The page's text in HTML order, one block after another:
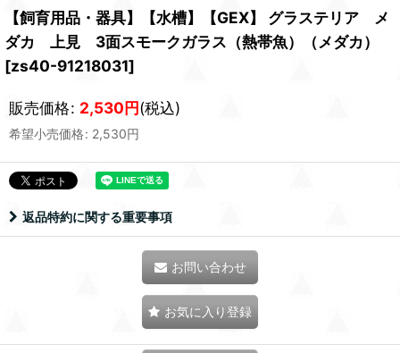
【飼育用品・器具】【水槽】【GEX】 グラステリア メ
ダカ 上見 3面スモークガラス（熱帯魚）（メダカ）
[zs40-91218031]
販売価格: 2,530円(税込)
希望小売価格: 2,530円
返品特約に関する重要事項
お問い合わせ
お気に入り登録